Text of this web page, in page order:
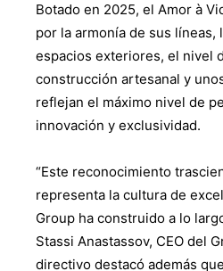
Botado en 2025, el Amor à
por la armonía de sus líneas,
espacios exteriores, el nivel
construcción artesanal y
reflejan el máximo nivel de
innovación y exclusividad.
“Este reconocimiento
representa la cultura de
Group ha construido a lo
Stassi Anastassov, CEO del
directivo destacó además